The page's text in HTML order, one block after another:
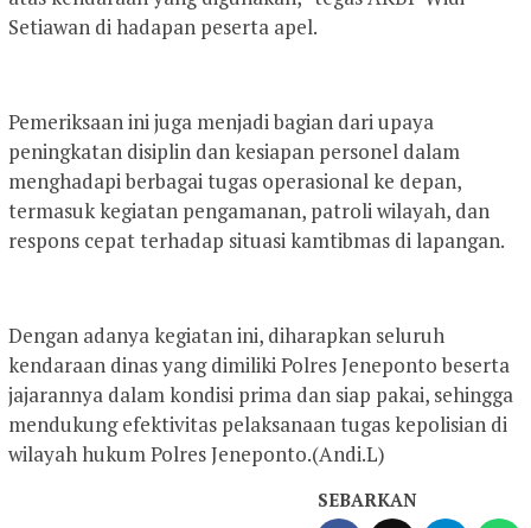
Setiawan di hadapan peserta apel.
Pemeriksaan ini juga menjadi bagian dari upaya
peningkatan disiplin dan kesiapan personel dalam
menghadapi berbagai tugas operasional ke depan,
termasuk kegiatan pengamanan, patroli wilayah, dan
respons cepat terhadap situasi kamtibmas di lapangan.
Dengan adanya kegiatan ini, diharapkan seluruh
kendaraan dinas yang dimiliki Polres Jeneponto beserta
jajarannya dalam kondisi prima dan siap pakai, sehingga
mendukung efektivitas pelaksanaan tugas kepolisian di
wilayah hukum Polres Jeneponto.(Andi.L)
SEBARKAN